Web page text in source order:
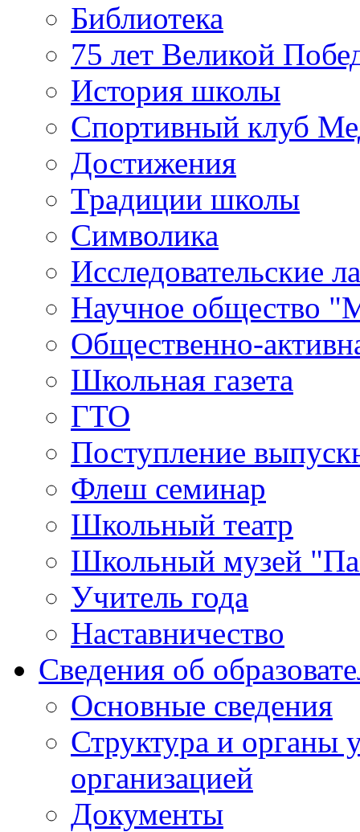
Библиотека
75 лет Великой
История школы
Спортивный клуб
Достижения
Традиции школы
Символика
Исследовательские
Научное общество
Общественно-
Школьная газета
ГТО
Поступление
Флеш семинар
Школьный театр
Школьный музей
Учитель года
Наставничество
Сведения об
Основные сведения
Структура и органы
организацией
Документы